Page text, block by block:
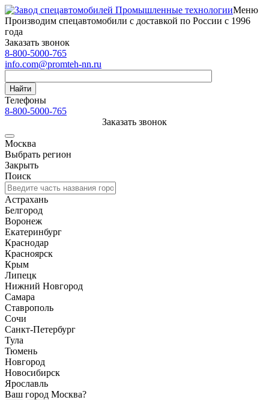
Меню
Производим спецавтомобили с доставкой по России с 1996
года
Заказать звонок
8-800-5000-765
info.com@promteh-nn.ru
Найти
Телефоны
8-800-5000-765
Заказать звонок
Москва
Выбрать регион
Закрыть
Поиск
Астрахань
Белгород
Воронеж
Екатеринбург
Краснодар
Красноярск
Крым
Липецк
Нижний Новгород
Самара
Ставрополь
Сочи
Санкт-Петербург
Тула
Тюмень
Новгород
Новосибирск
Ярославль
Ваш город Москва?